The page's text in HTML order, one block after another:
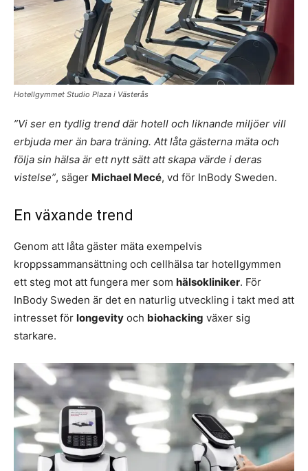
Hotellgymmet Studio Plaza i Västerås
”Vi ser en tydlig trend där hotell och liknande miljöer vill
erbjuda mer än bara träning. Att låta gästerna mäta och
följa sin hälsa är ett nytt sätt att skapa värde i deras
vistelse”, säger Michael Mecé, vd för InBody Sweden.
En växande trend
Genom att låta gäster mäta exempelvis
kroppssammansättning och cellhälsa tar hotellgymmen
ett steg mot att fungera mer som hälsokliniker. För
InBody Sweden är det en naturlig utveckling i takt med att
intresset för longevity och biohacking växer sig
starkare.